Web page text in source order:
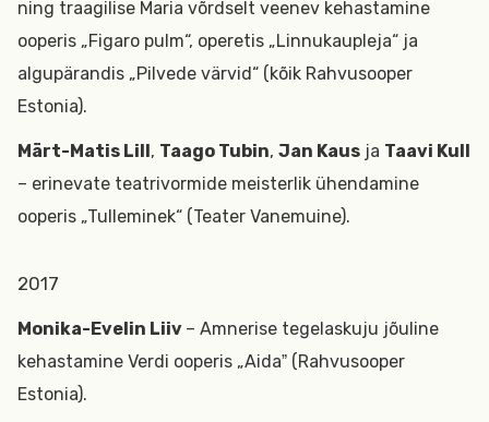
ning traagilise Maria võrdselt veenev kehastamine
ooperis „Figaro pulm“, operetis „Linnukaupleja“ ja
algupärandis „Pilvede värvid“ (kõik Rahvusooper
Estonia).
Märt-Matis Lill, Taago Tubin, Jan Kaus ja Taavi Kull
– erinevate teatrivormide meisterlik ühendamine
ooperis „Tulleminek“ (Teater Vanemuine).
2017
Monika-Evelin Liiv – Amnerise tegelaskuju jõuline
kehastamine Verdi ooperis „Aidaˮ (Rahvusooper
Estonia).